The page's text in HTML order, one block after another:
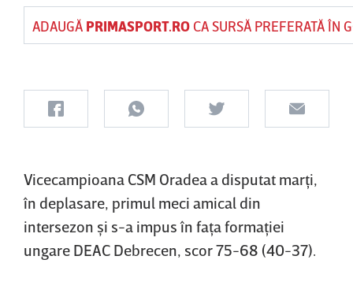
ADAUGĂ PRIMASPORT.ROCA SURSĂ PREFERATĂ ÎN
Vicecampioana CSM Oradea a disputat marţi,
în deplasare, primul meci amical din
intersezon şi s-a impus în faţa formaţiei
ungare DEAC Debrecen, scor 75-68 (40-37).